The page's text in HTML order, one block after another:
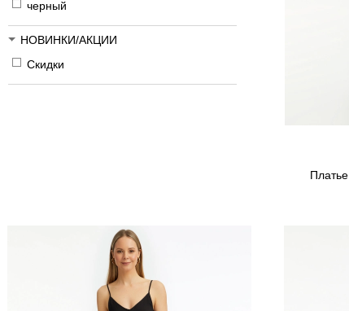
черный
НОВИНКИ/АКЦИИ
Скидки